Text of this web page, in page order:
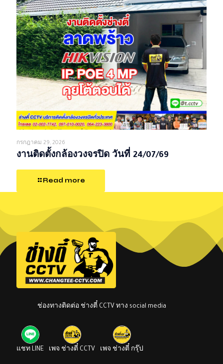
กรกฎาคม 29, 2026
งานติดตั้งกล้องวงจรปิด วันที่ 24/07/69
Read more
ช่องทางติดต่อ ช่างตี๋ CCTV ทาง social media
แชท LINE เพจ ช่างตี๋ CCTV เพจ ช่างตี๋ กรุ๊ป